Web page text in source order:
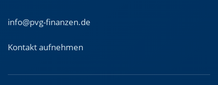
info@pvg-finanzen.de
Kontakt aufnehmen